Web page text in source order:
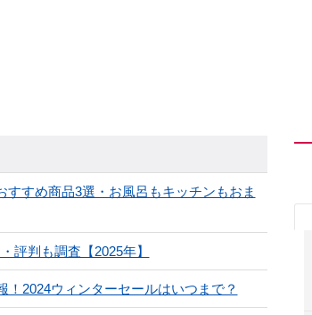
すすめ商品3選・お風呂もキッチンもおま
評判も調査【2025年】
！2024ウィンターセールはいつまで？